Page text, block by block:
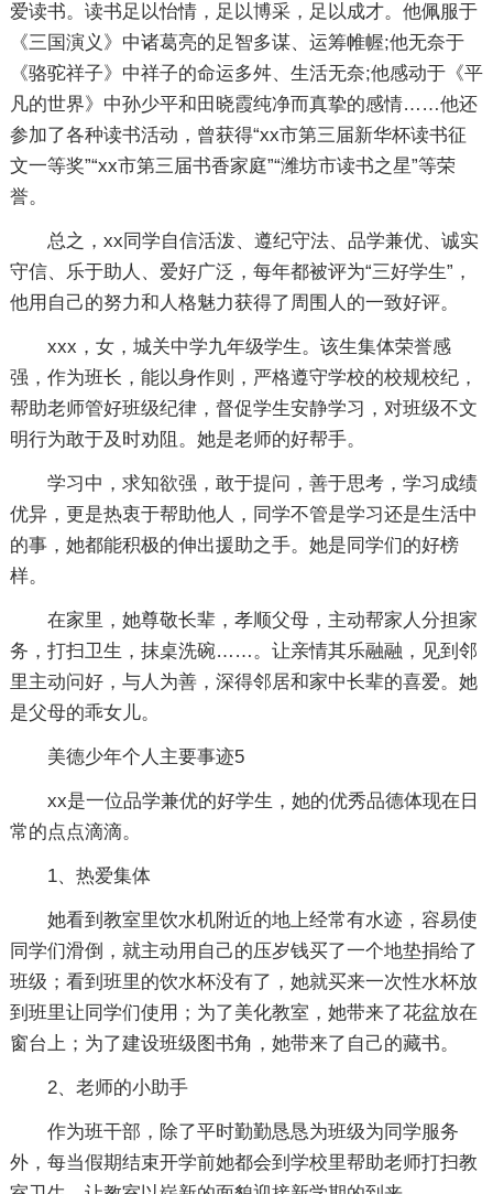
爱读书。读书足以怡情，足以博采，足以成才。他佩服于
《三国演义》中诸葛亮的足智多谋、运筹帷幄;他无奈于
《骆驼祥子》中祥子的命运多舛、生活无奈;他感动于《平
凡的世界》中孙少平和田晓霞纯净而真挚的感情……他还
参加了各种读书活动，曾获得“xx市第三届新华杯读书征
文一等奖”“xx市第三届书香家庭”“潍坊市读书之星”等荣
誉。
总之，xx同学自信活泼、遵纪守法、品学兼优、诚实
守信、乐于助人、爱好广泛，每年都被评为“三好学生”，
他用自己的努力和人格魅力获得了周围人的一致好评。
xxx，女，城关中学九年级学生。该生集体荣誉感
强，作为班长，能以身作则，严格遵守学校的校规校纪，
帮助老师管好班级纪律，督促学生安静学习，对班级不文
明行为敢于及时劝阻。她是老师的好帮手。
学习中，求知欲强，敢于提问，善于思考，学习成绩
优异，更是热衷于帮助他人，同学不管是学习还是生活中
的事，她都能积极的伸出援助之手。她是同学们的好榜
样。
在家里，她尊敬长辈，孝顺父母，主动帮家人分担家
务，打扫卫生，抹桌洗碗……。让亲情其乐融融，见到邻
里主动问好，与人为善，深得邻居和家中长辈的喜爱。她
是父母的乖女儿。
美德少年个人主要事迹5
xx是一位品学兼优的好学生，她的优秀品德体现在日
常的点点滴滴。
1、热爱集体
她看到教室里饮水机附近的地上经常有水迹，容易使
同学们滑倒，就主动用自己的压岁钱买了一个地垫捐给了
班级；看到班里的饮水杯没有了，她就买来一次性水杯放
到班里让同学们使用；为了美化教室，她带来了花盆放在
窗台上；为了建设班级图书角，她带来了自己的藏书。
2、老师的小助手
作为班干部，除了平时勤勤恳恳为班级为同学服务
外，每当假期结束开学前她都会到学校里帮助老师打扫教